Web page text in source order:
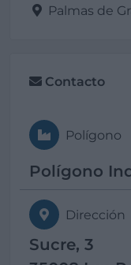
Palmas de
Contacto
Polígono
Polígono
Dirección
Sucre, 3